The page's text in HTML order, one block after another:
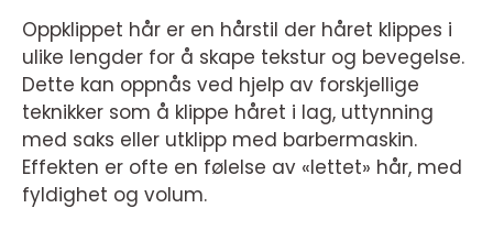
Oppklippet hår er en hårstil der håret klippes i
ulike lengder for å skape tekstur og bevegelse.
Dette kan oppnås ved hjelp av forskjellige
teknikker som å klippe håret i lag, uttynning
med saks eller utklipp med barbermaskin.
Effekten er ofte en følelse av «lettet» hår, med
fyldighet og volum.